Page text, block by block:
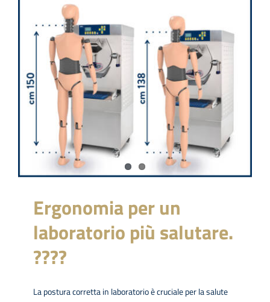
Ergonomia per un
laboratorio più salutare.
????
La postura corretta in laboratorio è cruciale per la salute